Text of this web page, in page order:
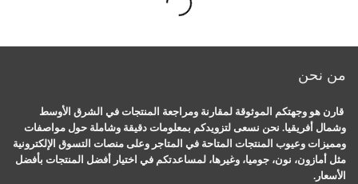
L
o
a
d
i
n
g
.
.
.
من نحن
قارن هو وجهتكم الموثوقة لمقارنة ومراجعة المنتجات في الشرق الأوسط
وشمال أفريقيا. نحن نسعى لتزويدكم بمعلومات دقيقة وشاملة حول مواصفات
ومميزات وعيوب المنتجات المتاحة في المتاجر وعلى منصات التسوق الإلكترونية
مثل أمازون، نون، جوميا، وغيرها، لمساعدتكم في اختيار أفضل المنتجات بأفضل
الأسعار.